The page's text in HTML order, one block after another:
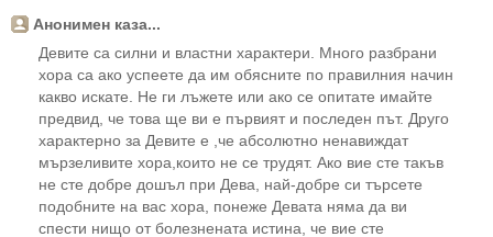
Анонимен каза...
Девите са силни и властни характери. Много разбрани
хора са ако успеете да им обясните по правилния начин
какво искате. Не ги лъжете или ако се опитате имайте
предвид, че това ще ви е първият и последен път. Друго
характерно за Девите е ,че абсолютно ненавиждат
мързеливите хора,които не се трудят. Ако вие сте такъв
не сте добре дошъл при Дева, най-добре си търсете
подобните на вас хора, понеже Девата няма да ви
спести нищо от болезнената истина, че вие сте